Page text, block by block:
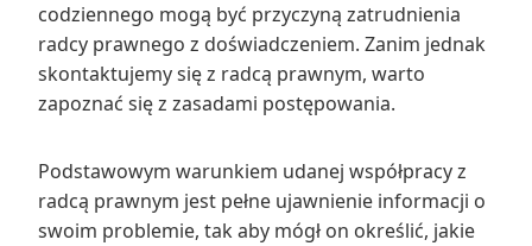
codziennego mogą być przyczyną zatrudnienia
radcy prawnego z doświadczeniem. Zanim jednak
skontaktujemy się z radcą prawnym, warto
zapoznać się z zasadami postępowania.
Podstawowym warunkiem udanej współpracy z
radcą prawnym jest pełne ujawnienie informacji o
swoim problemie, tak aby mógł on określić, jakie